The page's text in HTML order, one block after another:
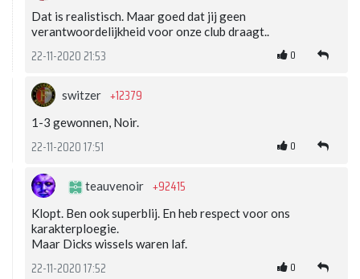
Dat is realistisch. Maar goed dat jij geen
verantwoordelijkheid voor onze club draagt..
22-11-2020 21:53 0
switzer +12379
1-3 gewonnen, Noir.
22-11-2020 17:51 0
teauvenoir +92415
Klopt. Ben ook superblij. En heb respect voor ons
karakterploegie.
Maar Dicks wissels waren laf.
22-11-2020 17:52 0